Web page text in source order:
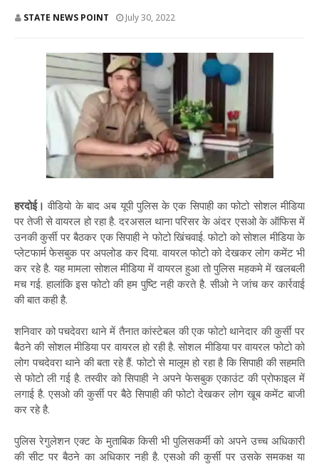
STATE NEWS POINT July 30, 2022
हरदोई। वीडियो के बाद अब यूपी पुलिस के एक सिपाही का फोटो सोशल मीडिया
पर तेजी से वायरल हो रहा है. दरअसल थाना परिसर के अंदर एसओ के ऑफिस में
उनकी कुर्सी पर बैठकर एक सिपाही ने फोटो खिंचवाई. फोटो को सोशल मीडिया के
प्लेटफार्म फेसबुक पर अपलोड कर दिया. वायरल फोटो को देखकर लोग कमेंट भी
कर रहे है. यह मामला सोशल मीडिया में वायरल हुआ तो पुलिस महकमे में खलबली
मच गई. हालांकि इस फोटो की हम पुष्टि नही करते है. सीओ ने जांच कर कार्रवाई
की बात कही है.
शनिवार को पचदेवरा थाने में तैनात कांस्टेबल की एक फोटो थानेदार की कुर्सी पर
बैठने की सोशल मीडिया पर वायरल हो रही है. सोशल मीडिया पर वायरल फोटो को
लोग पचदेवरा थाने की बता रहे हैं. फोटो से मालूम हो रहा है कि सिपाही की सहमति
से फोटो ली गई है. तस्वीर को सिपाही ने अपने फेसबुक एकाउंट की प्रोफाइल में
लगाई है. एसओ की कुर्सी पर बैठे सिपाही की फोटो देखकर लोग खूब कमेंट बाजी
कर रहे है.
पुलिस रेगुलेशन एक्ट के मुताबिक किसी भी पुलिसकर्मी को अपने उच्च अधिकारी
की सीट पर बैठने का अधिकार नही है. एसओ की कुर्सी पर उसके समकक्ष या